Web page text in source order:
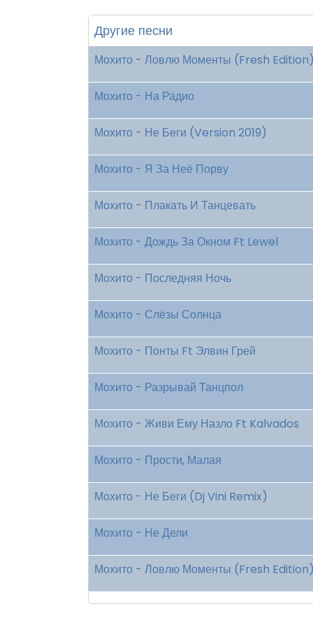
Другие песни
Мохито - Ловлю Моменты (Fresh
Мохито - На Радио
Мохито - Не Беги (Version 2019)
Мохито - Я За Неё Порву
Мохито - Плакать И Танцевать
Мохито - Дождь За Окном Ft Lewel
Мохито - Последняя Ночь
Мохито - Слёзы Солнца
Мохито - Понты Ft Элвин Грей
Мохито - Разрывай Танцпол
Мохито - Живи Ему Назло Ft Kalvados
Мохито - Прости, Малая
Мохито - Не Беги (Dj Vini Remix)
Мохито - Не Дели
Мохито - Ловлю Моменты (Fresh